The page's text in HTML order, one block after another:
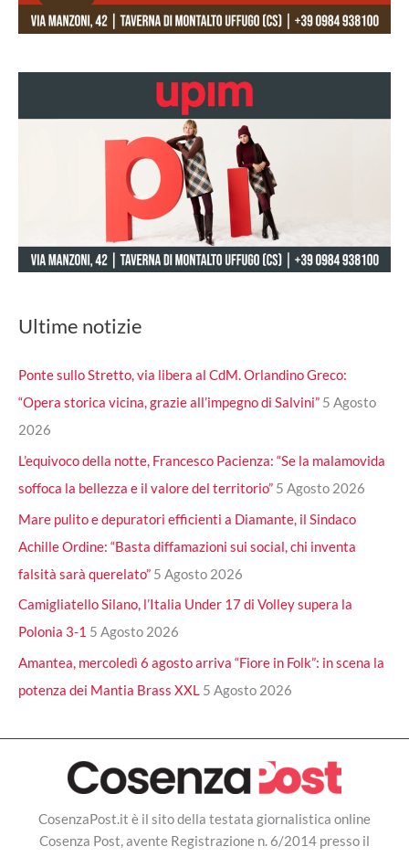
Ultime notizie
Ponte sullo Stretto, via libera al CdM. Orlandino Greco:
“Opera storica vicina, grazie all’impegno di Salvini” 5 Agosto
2026
L’equivoco della notte, Francesco Pacienza: “Se la malamovida
soffoca la bellezza e il valore del territorio” 5 Agosto 2026
Mare pulito e depuratori efficienti a Diamante, il Sindaco
Achille Ordine: “Basta diffamazioni sui social, chi inventa
falsità sarà querelato” 5 Agosto 2026
Camigliatello Silano, l’Italia Under 17 di Volley supera la
Polonia 3-1 5 Agosto 2026
Amantea, mercoledì 6 agosto arriva “Fiore in Folk”: in scena la
potenza dei Mantia Brass XXL 5 Agosto 2026
CosenzaPost.it è il sito della testata giornalistica online
Cosenza Post, avente Registrazione n. 6/2014 presso il